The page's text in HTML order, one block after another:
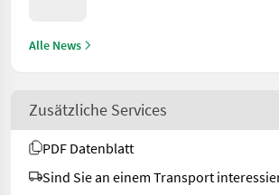
Alle News
Zusätzliche Services
PDF Datenblatt
Sind Sie an einem Transport